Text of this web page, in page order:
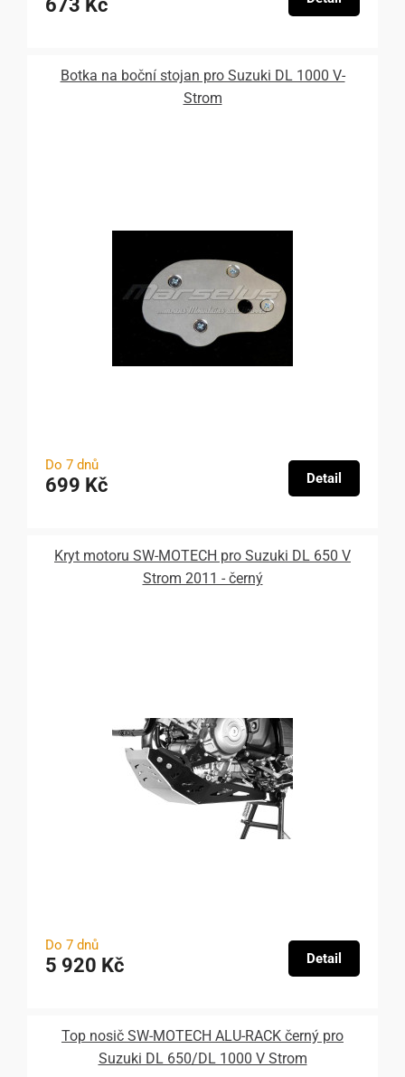
673 Kč
Botka na boční stojan pro Suzuki DL 1000 V-
Strom
Do 7 dnů
699 Kč Detail
Kryt motoru SW-MOTECH pro Suzuki DL 650 V
Strom 2011 - černý
Do 7 dnů
5 920 Kč Detail
Top nosič SW-MOTECH ALU-RACK černý pro
Suzuki DL 650/DL 1000 V Strom